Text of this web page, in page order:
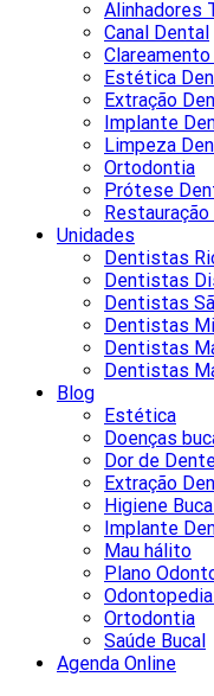
Alinhadores
Canal Dental
Estética
Extração
Implante
Limpeza
Ortodontia
Prótese
Unidades
Dentistas
Dentistas
Dentistas
Dentistas
Dentistas
Dentistas
Blog
Estética
Doenças
Dor de
Extração
Higiene
Implante
Mau hálito
Plano
Ortodontia
Saúde Bucal
Agenda Online